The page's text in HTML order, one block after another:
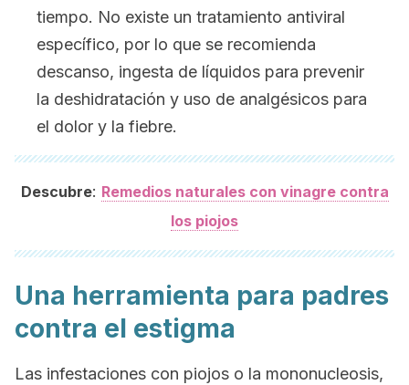
tiempo. No existe un tratamiento antiviral
específico, por lo que se recomienda
descanso, ingesta de líquidos para prevenir
la deshidratación y uso de analgésicos para
el dolor y la fiebre.
Descubre: Remedios naturales con vinagre contra
los piojos
Una herramienta para padres
contra el estigma
Las infestaciones con piojos o la mononucleosis,